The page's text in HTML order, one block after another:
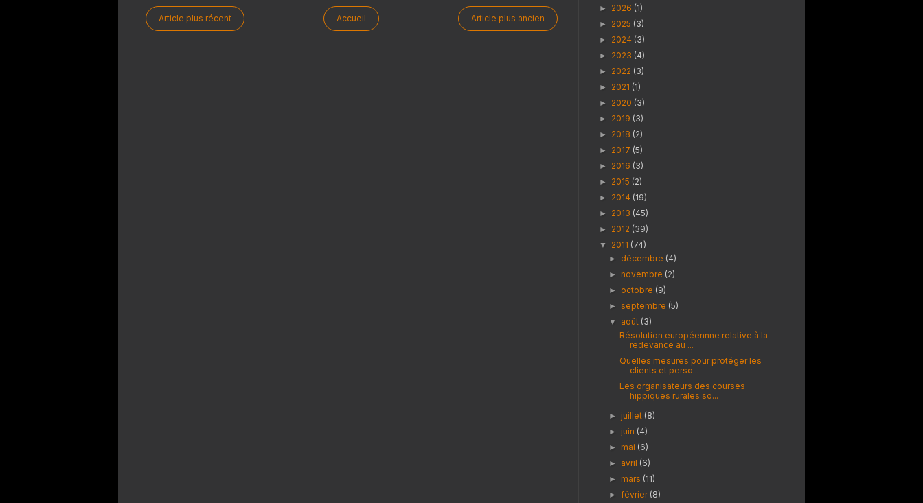
Article plus récent Article plus ancien
Accueil
► 2026 (1)
► 2025 (3)
► 2024 (3)
► 2023 (4)
► 2022 (3)
► 2021 (1)
► 2020 (3)
► 2019 (3)
► 2018 (2)
► 2017 (5)
► 2016 (3)
► 2015 (2)
► 2014 (19)
► 2013 (45)
► 2012 (39)
▼ 2011 (74)
► décembre (4)
► novembre (2)
► octobre (9)
► septembre (5)
▼ août (3)
Résolution européennne relative à la
redevance au ...
Quelles mesures pour protéger les
clients et perso...
Les organisateurs des courses
hippiques rurales so...
► juillet (8)
► juin (4)
► mai (6)
► avril (6)
► mars (11)
►février (8)